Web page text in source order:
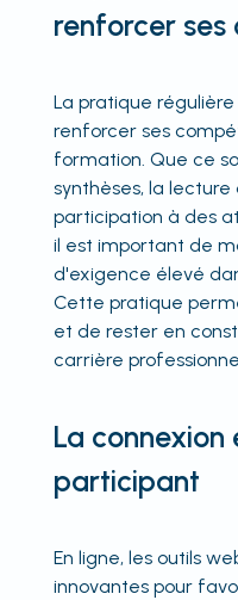
renforcer
La pratique
renforcer ses
formation. Que ce
synthèses, la lecture
participation à des
il est important de
d'exigence élevé
Cette pratique
et de rester en
carrière
La
participant
En ligne, les outils
innovantes pour